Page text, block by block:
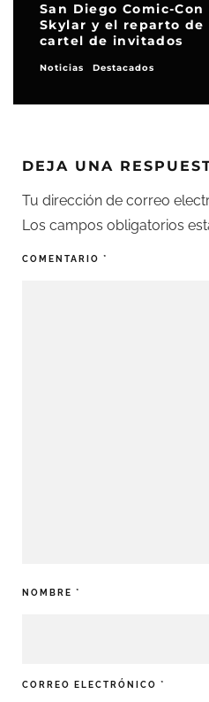
San Diego Comic-
Skylar y el reparto de
cartel de invitados
Noticias Destacados
DEJA UNA
Tu dirección de correo
Los campos obligatorios
COMENTARIO *
NOMBRE *
CORREO ELECTRÓNICO *